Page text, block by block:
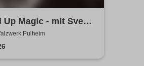
Up Magic - mit Sven
& Band
Pulheim